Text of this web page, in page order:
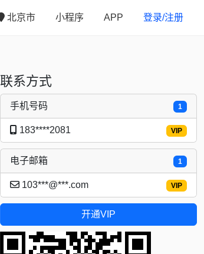
北京市 小程序 APP 登录/注册
联系方式
1
手机号码
VIP
183****2081
1
电子邮箱
VIP
103***@***.com
开通VIP